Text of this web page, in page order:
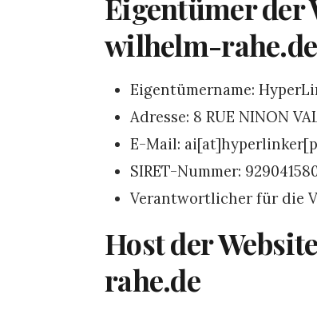
Eigentümer der
wilhelm-rahe.de
Eigentümername:
Adresse: 8 RUE NINON
E-Mail:
SIRET-Nummer:
Verantwortlicher für die
Host der
rahe.de